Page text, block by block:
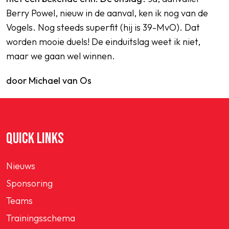
Berry Powel, nieuw in de aanval, ken ik nog van de
Vogels. Nog steeds superfit (hij is 39-MvO). Dat
worden mooie duels! De einduitslag weet ik niet,
maar we gaan wel winnen.
door Michael van Os
QUICK LINKS
Nieuws
Sponsoring
Teams
Trainingsschema